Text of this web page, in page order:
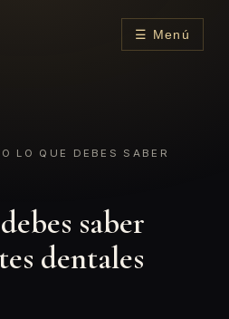
☰ Menú
LO QUE DEBES SABER
saber
dentales